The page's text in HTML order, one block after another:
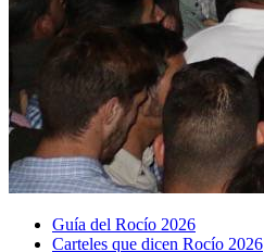
Guía del Rocío 2026
Carteles que dicen Rocío 2026